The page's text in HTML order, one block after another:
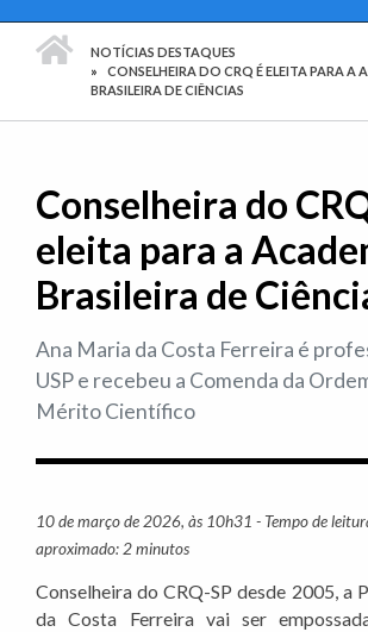
PÁGINA INICIAL
NOTÍCIAS DESTAQUES
CONSELHEIRA DO CRQ É ELEITA PARA A
BRASILEIRA DE CIÊNCIAS
Conselheira do
eleita para a
Brasileira de
Ana Maria da Costa Ferreira é
USP e recebeu a Comenda da
Mérito Científico
10 de março de 2026, às 10h31 - Tempo de
aproximado: 2 minutos
Conselheira do CRQ-SP desde 2005, a
da Costa Ferreira vai ser